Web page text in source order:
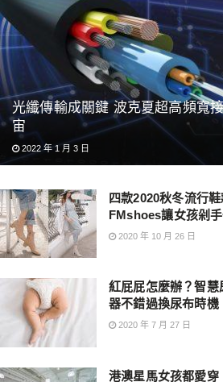
光纖傳輸成關鍵 波克夏超高頻寬
宙
2022 年 1 月 3 日
四款2020秋冬流行
FMshoes讓女孩剁
2020 年 10 月 26 日
紅屁屁怎麼辦？智慧
器不錯過換尿布時機
2020 年 7 月 27 日
港澳星馬女孩都愛穿